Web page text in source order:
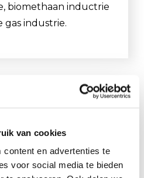
van cookies
en advertenties te
voor social media te bieden
biomethaan inductrie
gas industrie.